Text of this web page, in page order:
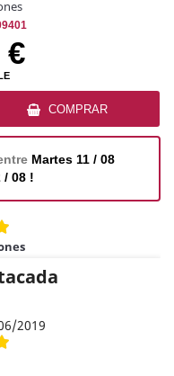
€
COMPRAR
Martes 11 / 08
/ 08 !
2019